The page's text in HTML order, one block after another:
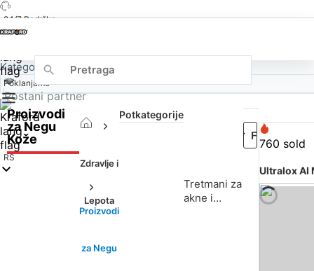
24/7 Podrška
Poklanjamo
RS
Kategorije
Postani partner
Proizvodi
za Negu
Kože
Zdravlje i
Lepota
Proizvodi
za Negu
Potkategorije
Tretmani za
akne i
760 sold
Ultralox AI